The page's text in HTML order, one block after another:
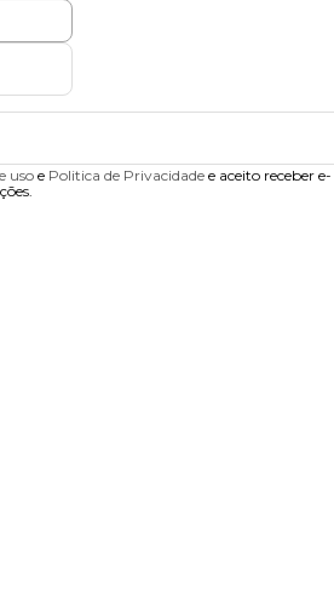
usoe Politica de Privacidade e aceito receber e-